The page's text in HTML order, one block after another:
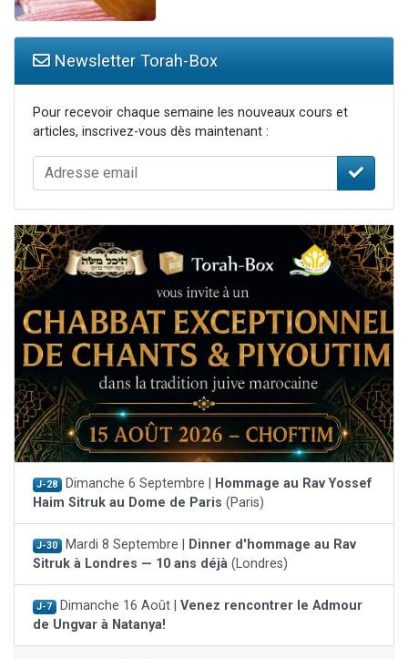
Newsletter Torah-Box
Pour recevoir chaque semaine les nouveaux cours et
articles, inscrivez-vous dès maintenant :
J-28 Dimanche 6 Septembre |
Hommage au Rav Yossef
Haim Sitruk au Dome de Paris (Paris)
J-30 Mardi 8 Septembre |
Dinner d'hommage au Rav
Sitruk à Londres — 10 ans déjà (Londres)
J-7 Dimanche 16 Août | Venez rencontrer le Admour
de Ungvar à Natanya!